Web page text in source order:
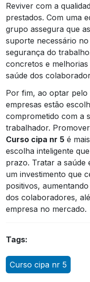
Reviver com a
prestados. Com uma
grupo assegura que
suporte necessário
segurança do
concretos e melhorias
saúde dos
Por fim, ao optar pelo
empresas estão
comprometido com a
trabalhador.
Curso cipa nr 5 é
escolha inteligente
prazo. Tratar a saúde
um investimento que
positivos,
dos colaboradores,
empresa no mercado.
Tags:
Curso cipa nr 5